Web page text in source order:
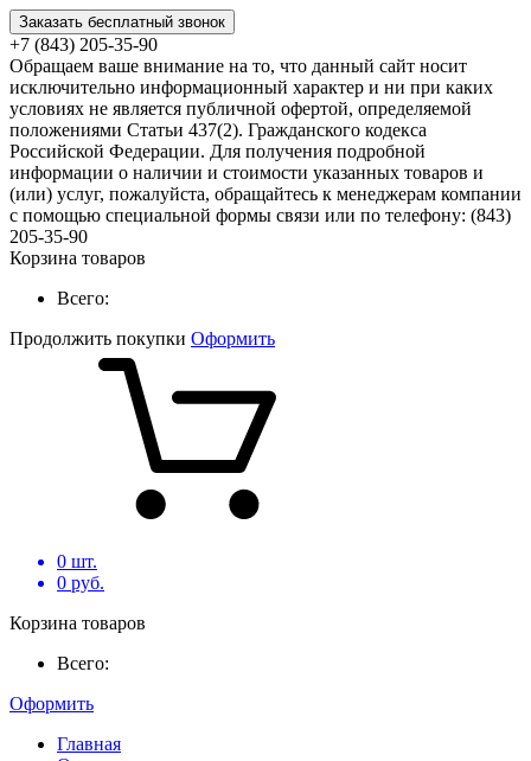
Заказать бесплатный звонок
+7 (843) 205-35-90
Обращаем ваше внимание на то, что данный сайт носит
исключительно информационный характер и ни при каких
условиях не является публичной офертой, определяемой
положениями Статьи 437(2). Гражданского кодекса
Российской Федерации. Для получения подробной
информации о наличии и стоимости указанных товаров и
(или) услуг, пожалуйста, обращайтесь к менеджерам компании
с помощью специальной формы связи или по телефону: (843)
205-35-90
Корзина товаров
Всего:
Продолжить покупки Оформить
0 шт.
0 руб.
Корзина товаров
Всего:
Оформить
Главная